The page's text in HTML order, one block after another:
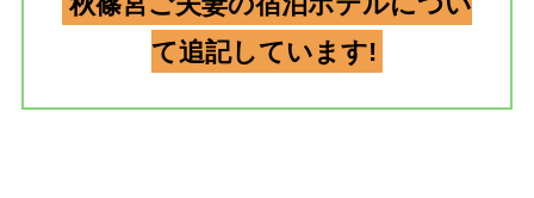
て追記しています!